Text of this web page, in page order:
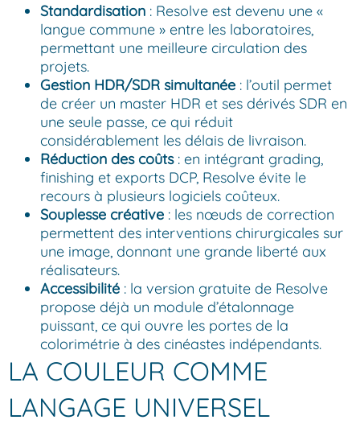
Standardisation : Resolve est devenu une «
langue commune » entre les laboratoires,
permettant une meilleure circulation des
projets.
Gestion HDR/SDR simultanée : l’outil permet
de créer un master HDR et ses dérivés SDR en
une seule passe, ce qui réduit
considérablement les délais de livraison.
Réduction des coûts: en intégrant grading,
finishing et exports DCP, Resolve évite le
recours à plusieurs logiciels coûteux.
Souplesse créative : les nœuds de correction
permettent des interventions chirurgicales sur
une image, donnant une grande liberté aux
réalisateurs.
Accessibilité : la version gratuite de Resolve
propose déjà un module d’étalonnage
puissant, ce qui ouvre les portes de la
colorimétrie à des cinéastes indépendants.
LA COULEUR COMME
LANGAGE UNIVERSEL